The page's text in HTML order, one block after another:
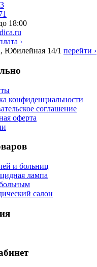
18:00
›
Юбилейная 14/1 перейти ›
конфиденциальности
соглашение
оферта
и больниц
лампа
салон